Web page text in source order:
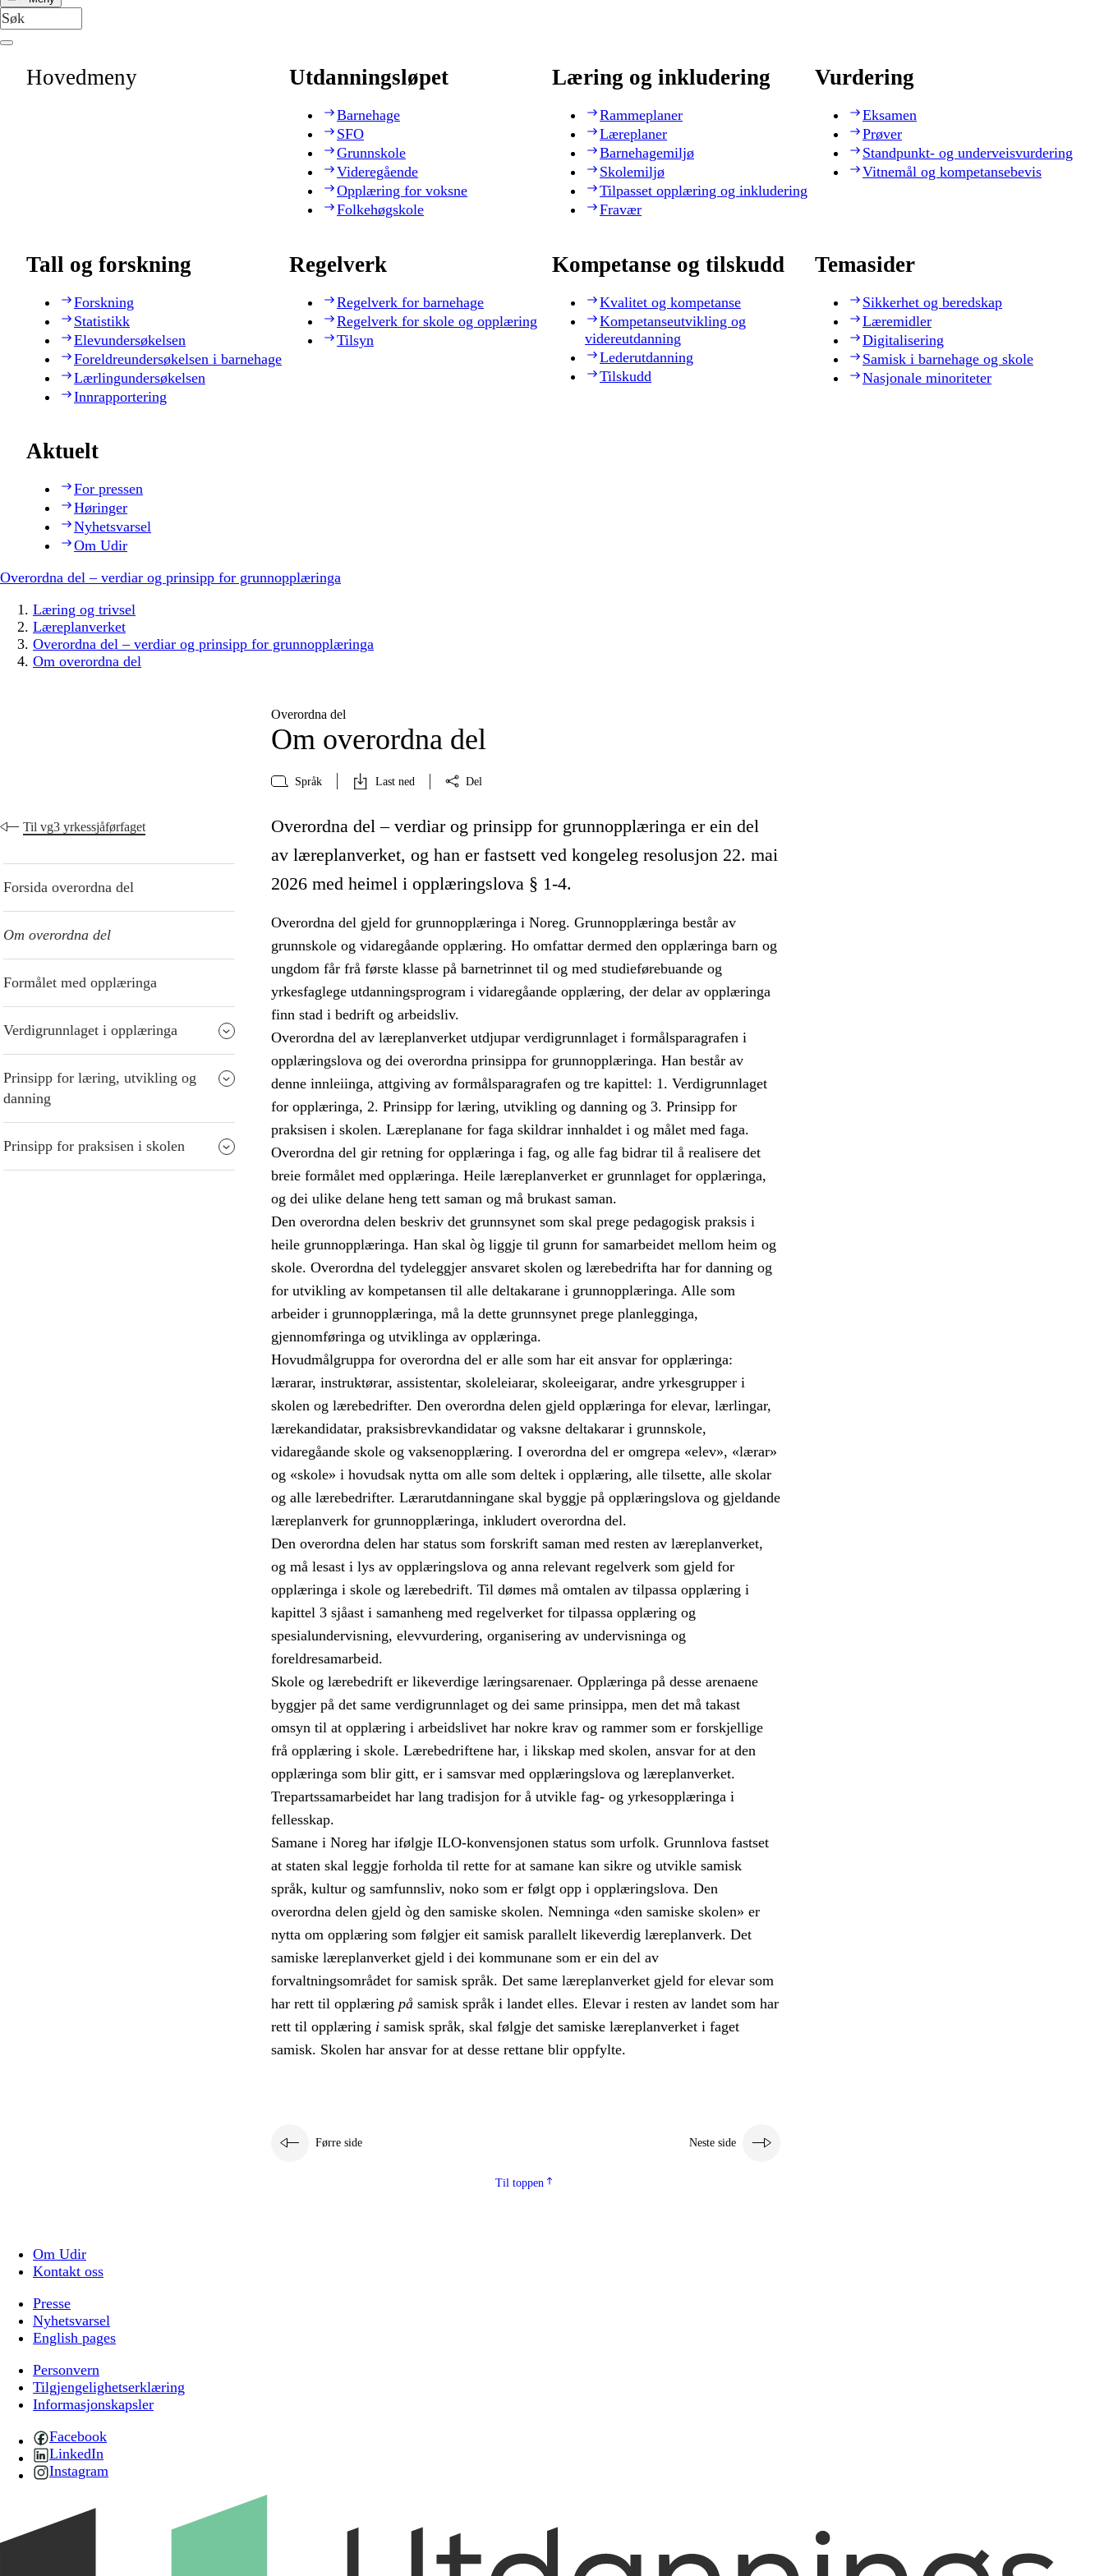
Hovedmeny Utdanningsløpet
Barnehage
SFO
Grunnskole
Videregående
Opplæring for voksne
Folkehøgskole
Læring og inkludering
Rammeplaner
Læreplaner
Barnehagemiljø
Skolemiljø
Tilpasset opplæring og inkludering
Fravær
Vurdering
Eksamen
Prøver
Standpunkt- og underveisvurdering
Vitnemål og kompetansebevis
Tall og forskning
Forskning
Statistikk
Elevundersøkelsen
Foreldreundersøkelsen i barnehage
Lærlingundersøkelsen
Innrapportering
Regelverk
Regelverk for barnehage
Regelverk for skole og opplæring
Tilsyn
Kompetanse og tilskudd
Kvalitet og kompetanse
Kompetanseutvikling og
videreutdanning
Lederutdanning
Tilskudd
Temasider
Sikkerhet og beredskap
Læremidler
Digitalisering
Samisk i barnehage og skole
Nasjonale minoriteter
Aktuelt
For pressen
Høringer
Nyhetsvarsel
Om Udir
Overordna del – verdiar og prinsipp for grunnopplæringa
Læring og trivsel
Læreplanverket
Overordna del – verdiar og prinsipp for grunnopplæringa
Om overordna del
Overordna del
Om overordna del
Språk Last ned Del
Til vg3 yrkessjåførfaget
Forsida overordna del
Om overordna del
Formålet med opplæringa
Verdigrunnlaget i opplæringa
Prinsipp for læring, utvikling og
danning
Prinsipp for praksisen i skolen
Overordna del – verdiar og prinsipp for grunnopplæringa er ein del
av læreplanverket, og han er fastsett ved kongeleg resolusjon 22. mai
2026 med heimel i opplæringslova § 1-4.
Overordna del gjeld for grunnopplæringa i Noreg. Grunnopplæringa består av
grunnskole og vidaregåande opplæring. Ho omfattar dermed den opplæringa barn og
ungdom får frå første klasse på barnetrinnet til og med studieførebuande og
yrkesfaglege utdanningsprogram i vidaregåande opplæring, der delar av opplæringa
finn stad i bedrift og arbeidsliv.
Overordna del av læreplanverket utdjupar verdigrunnlaget i formålsparagrafen i
opplæringslova og dei overordna prinsippa for grunnopplæringa. Han består av
denne innleiinga, attgiving av formålsparagrafen og tre kapittel: 1. Verdigrunnlaget
for opplæringa, 2. Prinsipp for læring, utvikling og danning og 3. Prinsipp for
praksisen i skolen. Læreplanane for faga skildrar innhaldet i og målet med faga.
Overordna del gir retning for opplæringa i fag, og alle fag bidrar til å realisere det
breie formålet med opplæringa. Heile læreplanverket er grunnlaget for opplæringa,
og dei ulike delane heng tett saman og må brukast saman.
Den overordna delen beskriv det grunnsynet som skal prege pedagogisk praksis i
heile grunnopplæringa. Han skal òg liggje til grunn for samarbeidet mellom heim og
skole. Overordna del tydeleggjer ansvaret skolen og lærebedrifta har for danning og
for utvikling av kompetansen til alle deltakarane i grunnopplæringa. Alle som
arbeider i grunnopplæringa, må la dette grunnsynet prege planlegginga,
gjennomføringa og utviklinga av opplæringa.
Hovudmålgruppa for overordna del er alle som har eit ansvar for opplæringa:
lærarar, instruktørar, assistentar, skoleleiarar, skoleeigarar, andre yrkesgrupper i
skolen og lærebedrifter. Den overordna delen gjeld opplæringa for elevar, lærlingar,
lærekandidatar, praksisbrevkandidatar og vaksne deltakarar i grunnskole,
vidaregåande skole og vaksenopplæring. I overordna del er omgrepa «elev», «lærar»
og «skole» i hovudsak nytta om alle som deltek i opplæring, alle tilsette, alle skolar
og alle lærebedrifter. Lærarutdanningane skal byggje på opplæringslova og gjeldande
læreplanverk for grunnopplæringa, inkludert overordna del.
Den overordna delen har status som forskrift saman med resten av læreplanverket,
og må lesast i lys av opplæringslova og anna relevant regelverk som gjeld for
opplæringa i skole og lærebedrift. Til dømes må omtalen av tilpassa opplæring i
kapittel 3 sjåast i samanheng med regelverket for tilpassa opplæring og
spesialundervisning, elevvurdering, organisering av undervisninga og
foreldresamarbeid.
Skole og lærebedrift er likeverdige læringsarenaer. Opplæringa på desse arenaene
byggjer på det same verdigrunnlaget og dei same prinsippa, men det må takast
omsyn til at opplæring i arbeidslivet har nokre krav og rammer som er forskjellige
frå opplæring i skole. Lærebedriftene har, i likskap med skolen, ansvar for at den
opplæringa som blir gitt, er i samsvar med opplæringslova og læreplanverket.
Trepartssamarbeidet har lang tradisjon for å utvikle fag- og yrkesopplæringa i
fellesskap.
Samane i Noreg har ifølgje ILO-konvensjonen status som urfolk. Grunnlova fastset
at staten skal leggje forholda til rette for at samane kan sikre og utvikle samisk
språk, kultur og samfunnsliv, noko som er følgt opp i opplæringslova. Den
overordna delen gjeld òg den samiske skolen. Nemninga «den samiske skolen» er
nytta om opplæring som følgjer eit samisk parallelt likeverdig læreplanverk. Det
samiske læreplanverket gjeld i dei kommunane som er ein del av
forvaltningsområdet for samisk språk. Det same læreplanverket gjeld for elevar som
har rett til opplæring påsamisk språk i landet elles. Elevar i resten av landet som har
rett til opplæring isamisk språk, skal følgje det samiske læreplanverket i faget
samisk. Skolen har ansvar for at desse rettane blir oppfylte.
Førre side Neste side
Til toppen
Om Udir
Kontakt oss
Presse
Nyhetsvarsel
English pages
Personvern
Tilgjengelighetserklæring
Informasjonskapsler
Facebook
LinkedIn
Instagram